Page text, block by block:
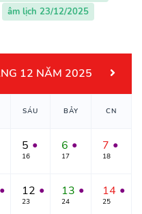
âm lịch 23/12/2025
12 NĂM 2025
SÁU BẢY CN
5 ●
16
6 ●
17
7 ●
18
● 12 ●
23
13 ●
24
14 ●
25